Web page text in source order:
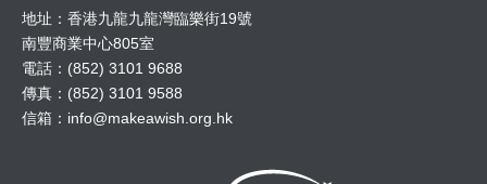
地址：香港九龍九龍灣臨樂街19號
南豐商業中心805室
電話：(852) 3101 9688
傳真：(852) 3101 9588
信箱： info@makeawish.org.hk